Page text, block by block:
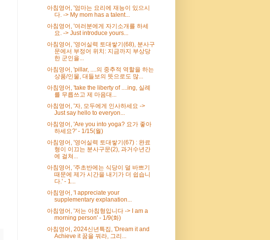
아침영어, '엄마는 요리에 재능이 있으시
다. -> My mom has a talent...
아침영어, '여러분에게 자기소개를 하세
요. -> Just introduce yours...
아침영어, '영어실력 토대쌓기(68), 분사구
문에서 부정어 위치: 지금까지 부상당
한 군인을...
아침영어, 'pillar, ....의 중추적 역할을 하는
상품/인물, 대들보의 뜻으로도 많...
아침영어, 'take the liberty of ....ing, 실례
를 무릅쓰고 제 마음대...
아침영어, '자, 모두에게 인사하세요 ->
Just say hello to everyon...
아침영어, 'Are you into yoga? 요가 좋아
하세요?' - 1/15(월)
아침영어, '영어실력 토대쌓기(67) : 완료
형이 이끄는 분사구문(2), 과거수년간
에 걸쳐...
아침영어, '주초반에는 식당이 덜 바쁘기
때문에 제가 시간을 내기가 더 쉽습니
다.' - 1...
아침영어, 'I appreciate your
supplementary explanation...
아침영어, '저는 아침형입니다 -> I am a
morning person' - 1/9(화)
아침영어, 2024신년특집, 'Dream it and
Achieve it 꿈을 꿔라, 그리...